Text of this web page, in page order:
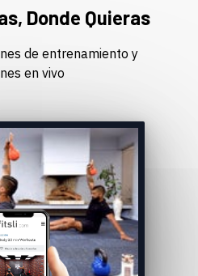
Donde Quieras
de entrenamiento y
en vivo